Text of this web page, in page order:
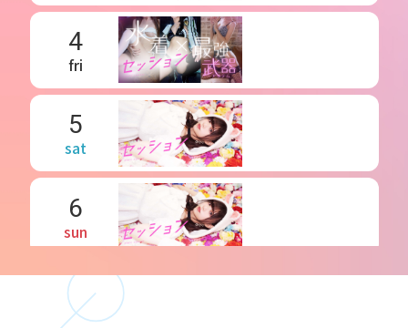
4
fri
5
sat
6
sun
7
mon